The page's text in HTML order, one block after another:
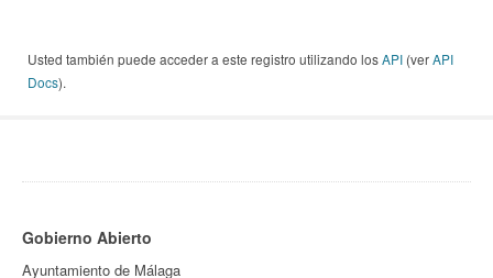
Usted también puede acceder a este registro utilizando losAPI (verAPI
Docs).
Gobierno Abierto
Ayuntamiento de Málaga